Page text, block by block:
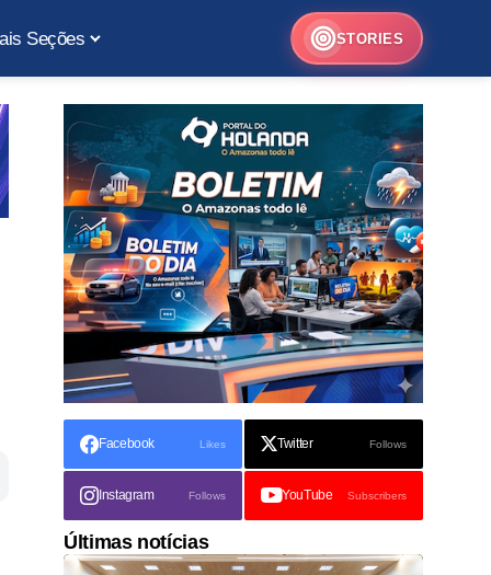
Seções STORIES
Facebook Likes Twitter Follows
Instagram Follows YouTube Subscribers
Últimas notícias